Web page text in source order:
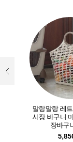
말랑말랑 레트
시장 바구니 마
장바구니
5,850